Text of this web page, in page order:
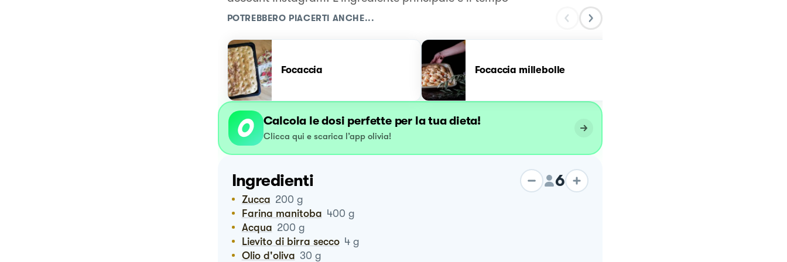
POTREBBERO PIACERTI ANCHE...
Focaccia Focaccia millebolle
Calcola le dosi perfette per la tua dieta!
Clicca qui e scarica l’app olivia!
Ingredienti 6
Zucca 200 g
Farina manitoba 400 g
Acqua 200 g
Lievito di birra secco 4 g
Olio d'oliva 30 g